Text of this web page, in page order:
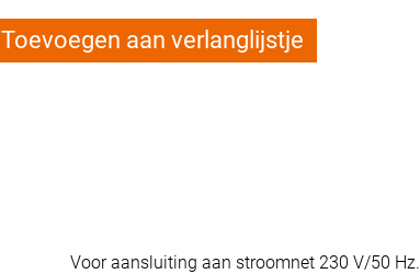
Toevoegen aan verlanglijstje
Voor aansluiting aan stroomnet 230 V/50 Hz.